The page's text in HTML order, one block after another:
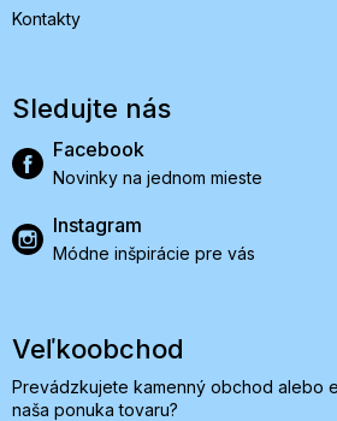
Kontakty
Sledujte nás
Facebook
Novinky na jednom mieste
Instagram
Módne inšpirácie pre vás
Veľkoobchod
Prevádzkujete kamenný obchod alebo
naša ponuka tovaru?